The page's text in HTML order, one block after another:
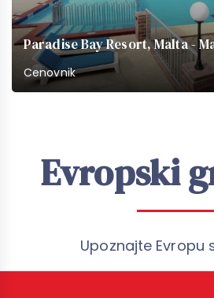
Paradise Bay Resort, Malta -
Cenovnik
Evropski
Upoznajte Evropu